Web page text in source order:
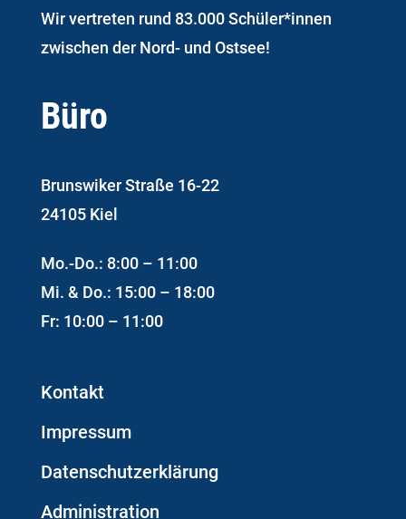
Wir vertreten rund 83.000 Schüler*innen
zwischen der Nord- und Ostsee!
Büro
Brunswiker Straße 16-22
24105 Kiel
Mo.-Do.: 8:00 – 11:00
Mi. & Do.: 15:00 – 18:00
Fr: 10:00 – 11:00
Kontakt
Impressum
Datenschutzerklärung
Administration